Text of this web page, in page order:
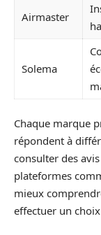
Airmaster
Solema
Chaque marque
répondent à
consulter des
plateformes
mieux
effectuer un